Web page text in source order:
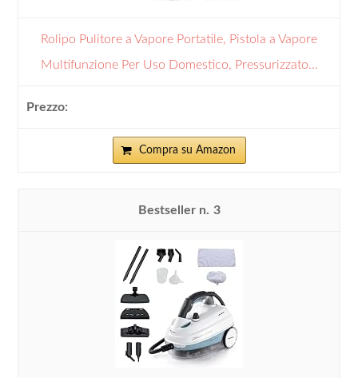
Rolipo Pulitore a Vapore Portatile, Pistola a Vapore
Multifunzione Per Uso Domestico, Pressurizzato...
Compra su Amazon
3